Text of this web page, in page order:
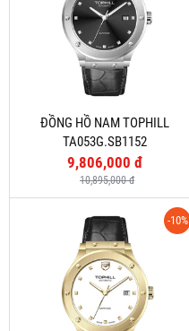
ĐỒNG HỒ NAM TOPHILL
TA053G.SB1152
9,806,000 đ
10,895,000 đ
-10%